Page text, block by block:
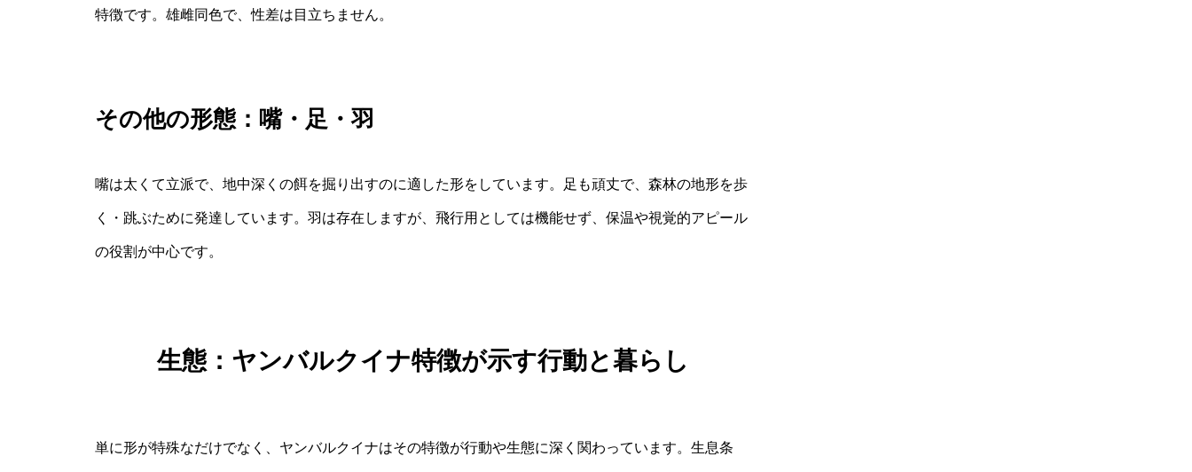
特徴です。雄雌同色で、性差は目立ちません。
その他の形態：嘴・足・羽
嘴は太くて立派で、地中深くの餌を掘り出すのに適した形をしています。足も頑丈で、森林の地形を歩
く・跳ぶために発達しています。羽は存在しますが、飛行用としては機能せず、保温や視覚的アピール
の役割が中心です。
生態：ヤンバルクイナ特徴が示す行動と暮らし
単に形が特殊なだけでなく、ヤンバルクイナはその特徴が行動や生態に深く関わっています。生息条